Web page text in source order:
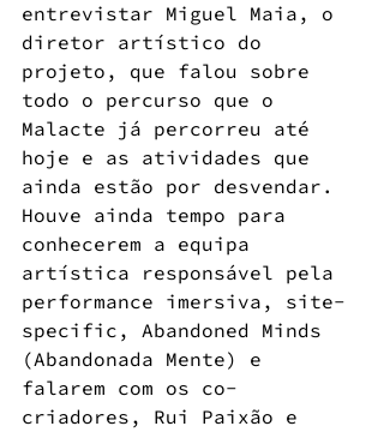
entrevistar Miguel Maia, o
diretor artístico do
projeto, que falou sobre
todo o percurso que o
Malacte já percorreu até
hoje e as atividades que
ainda estão por desvendar.
Houve ainda tempo para
conhecerem a equipa
artística responsável pela
performance imersiva, site-
specific, Abandoned Minds
(Abandonada Mente) e
falarem com os co-
criadores, Rui Paixão e